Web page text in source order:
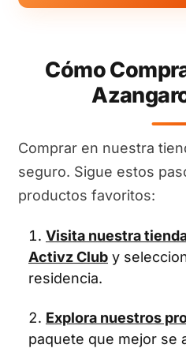
Cómo
Comprar en nuestra
seguro. Sigue estos
productos favoritos:
Visita nuestra
Activz Club y
residencia.
Explora nuestros
paquete que mejor se